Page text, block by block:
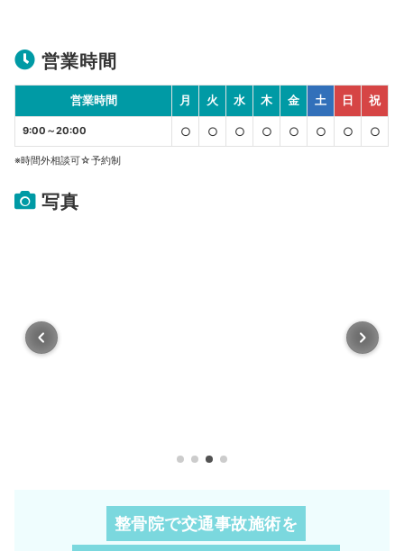
営業時間
営業時間 月 火 水 木 金 土 日 祝
9:00～20:00 ○ ○ ○ ○ ○ ○ ○ ○
※時間外相談可☆予約制
写真
整骨院で交通事故施術を